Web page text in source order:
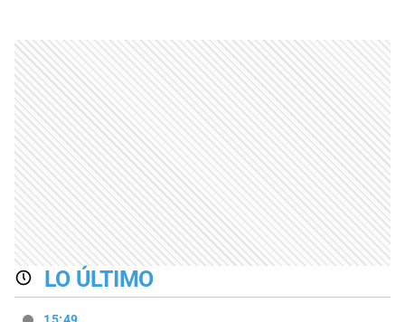
LO ÚLTIMO